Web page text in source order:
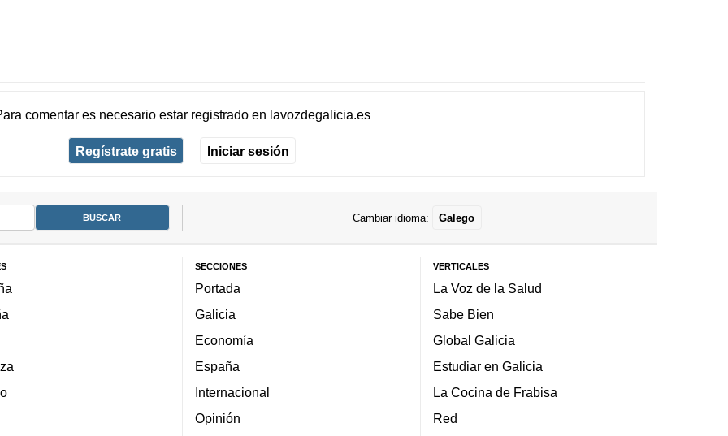
comentar es necesario estar registradoen lavozdegalicia.es
Regístrate gratis Iniciar sesión
Cambiar idioma: Galego
SECCIONES
Portada
Galicia
Economía
España
Internacional
Opinión
VERTICALES
La Voz de la Salud
Sabe Bien
Global Galicia
Estudiar en Galicia
La Cocina de Frabisa
Red